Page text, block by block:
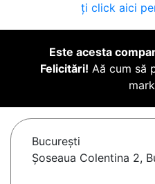
ți click aici
Este acesta
Felicitări! Aă cum să
Bucureşti
Șoseaua Colentina 2,